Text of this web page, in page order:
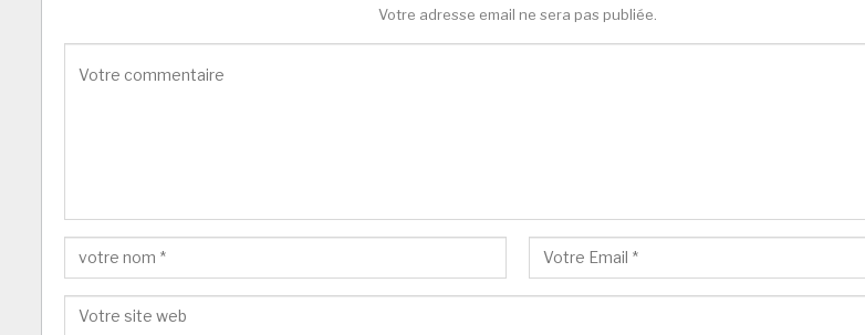
Votre adresse email ne sera pas publiée.